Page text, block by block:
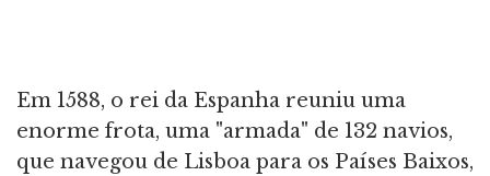
Em 1588, o rei da Espanha reuniu uma
enorme frota, uma "armada" de 132 navios,
que navegou de Lisboa para os Países Baixos,